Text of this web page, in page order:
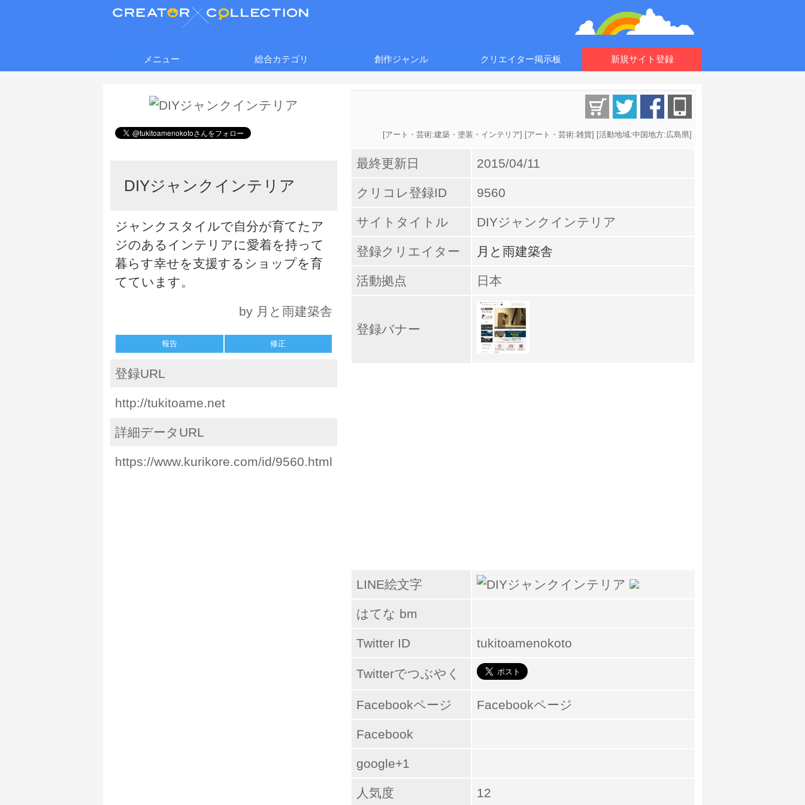
メニュー 総合カテゴリ 創作ジャンル クリエイター掲示板 新規サイト登録
DIYジャンクインテリア
ジャンクスタイルで自分が育てたア
ジのあるインテリアに愛着を持って
暮らす幸せを支援するショップを育
てています。
by 月と雨建築舎
報告 修正
登録URL
http://tukitoame.net
詳細データURL
https://www.kurikore.com/id/9560.html
[アート・芸術:建築・塗装・インテリア] [アート・芸術:雑貨] [活動地域:中国地方:広島県]
最終更新日 2015/04/11
クリコレ登録ID 9560
サイトタイトル DIYジャンクインテリア
登録クリエイター 月と雨建築舎
活動拠点 日本
登録バナー
LINE絵文字
はてな bm
Twitter ID tukitoamenokoto
Twitterでつぶやく
Facebookページ Facebookページ
Facebook
google+1
人気度 12